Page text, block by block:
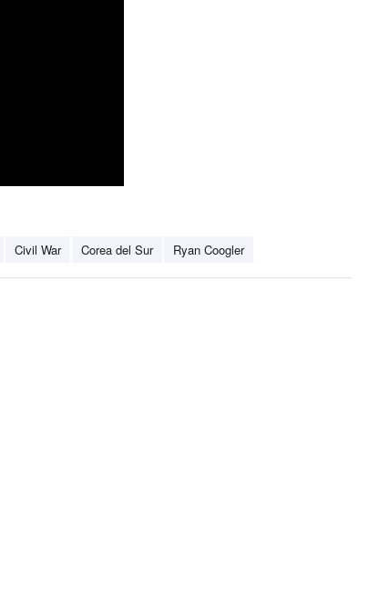
Civil War Corea del Sur Ryan Coogler